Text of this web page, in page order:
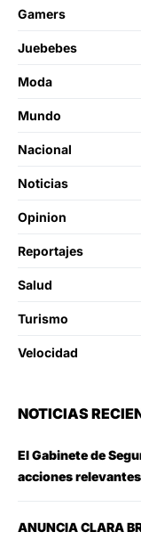
Gamers
Juebebes
Moda
Mundo
Nacional
Noticias
Opinion
Reportajes
Salud
Turismo
Velocidad
NOTICIAS
El Gabinete de
acciones
ANUNCIA CLARA